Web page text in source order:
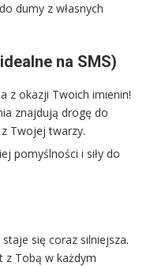
dumy z własnych
na SMS)
z okazji Twoich imienin!
znajdują drogę do
Twojej twarzy.
pomyślności i siły do
się coraz silniejsza.
z Tobą w każdym